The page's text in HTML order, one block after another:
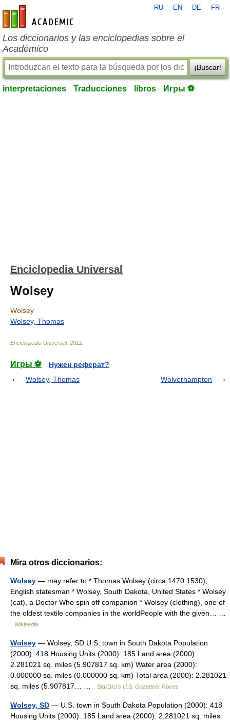
es-academic.com
RU EN DE FR
Los diccionarios y las enciclopedias sobre el
Académico
¡Buscar!
interpretaciones Traducciones libros Игры ⚽
Enciclopedia Universal
Wolsey
Wolsey
Wolsey, Thomas
Enciclopedia Universal. 2012
Игры ⚽
Нужен реферат?
Wolsey, Thomas
Wolverhampton
Mira otros diccionarios:
Wolsey — may refer to:* Thomas Wolsey (circa 1470 1530),
English statesman * Wolsey, South Dakota, United States * Wolsey
(cat), a Doctor Who spin off companion * Wolsey (clothing), one of
the oldest textile companies in the worldPeople with the given… …
Wikipedia
Wolsey — Wolsey, SD U.S. town in South Dakota Population
(2000): 418 Housing Units (2000): 185 Land area (2000):
2.281021 sq. miles (5.907817 sq. km) Water area (2000):
0.000000 sq. miles (0.000000 sq. km) Total area (2000): 2.281021
sq. miles (5.907817… …
StarDict's U.S. Gazetteer Places
Wolsey, SD — U.S. town in South Dakota Population (2000): 418
Housing Units (2000): 185 Land area (2000): 2.281021 sq. miles